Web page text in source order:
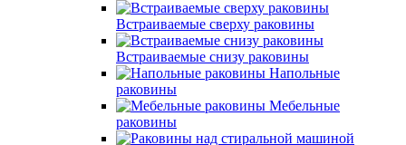
Встраиваемые сверху раковины
Встраиваемые снизу раковины
Напольные
раковины
Мебельные
раковины